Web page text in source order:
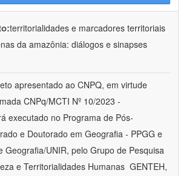
territorialidades e marcadores territoriais
da amazônia: diálogos e sinapses
apresentado ao CNPQ, em virtude
CNPq/MCTI Nº 10/2023 -
executado no Programa de Pós-
e Doutorado em Geografia - PPGG e
Geografia/UNIR, pelo Grupo de Pesquisa
e Territorialidades Humanas  GENTEH,